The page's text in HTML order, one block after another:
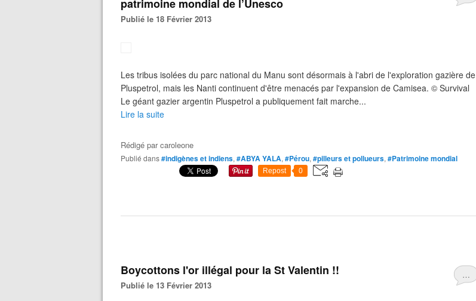
patrimoine mondial de l’Unesco
Publié le 18 Février 2013
Les tribus isolées du parc national du Manu sont désormais à l'abri de l'exploration gazière de
Pluspetrol, mais les Nanti continuent d'être menacés par l'expansion de Camisea. © Survival
Le géant gazier argentin Pluspetrol a publiquement fait marche...
Lire la suite
Rédigé parcaroleone
Publié dans#indigènes et indiens, #ABYA YALA, #Pérou, #pilleurs et pollueurs, #Patrimoine mondial
Repost 0
…
Boycottons l'or illégal pour la St Valentin !!
Publié le 13 Février 2013